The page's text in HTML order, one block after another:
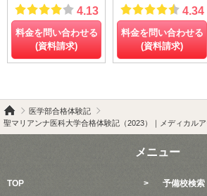
4.13
料金を問い合わせる
(資料請求)
4.34
料金を問い合わせる
(資料請求)
医学部合格体験記
聖マリアンナ医科大学合格体験記（2023）｜メディカル
メニュー
TOP 予備校検索